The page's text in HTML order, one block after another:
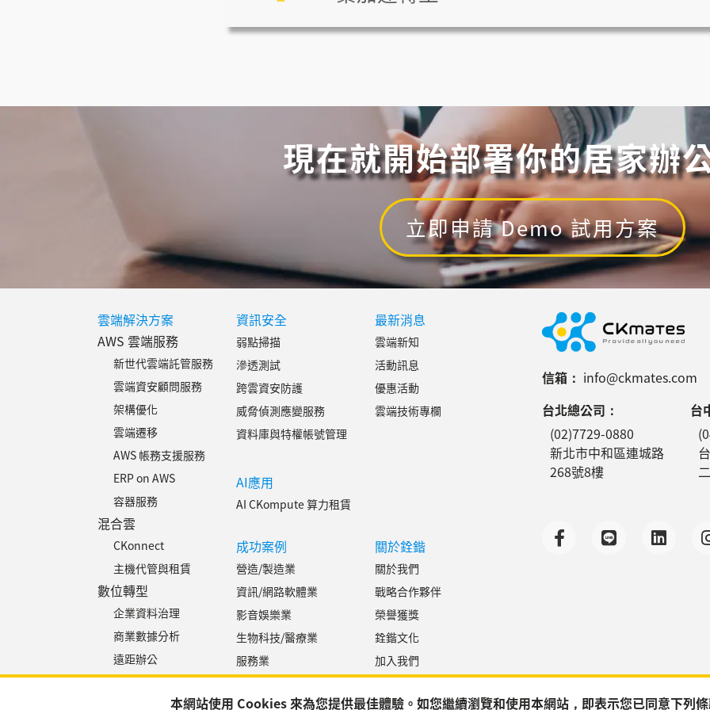
現在就開始部署你的居家辦
立即申請 Demo 試用方案
本網站使用 Cookies 來為您提供最佳體驗。如您繼續瀏覽和使用本網站，即表示您已同意下列
雲端解決方案
AWS 雲端服務
新世代雲端託管服務
雲端資安顧問服務
架構優化
雲端遷移
AWS 帳務支援服務
ERP on AWS
容器服務
混合雲
CKonnect
主機代管與租賃
數位轉型
企業資料治理
商業數據分析
遠距辦公
雲端人才
AWS 證照培訓
資訊安全
弱點掃描
滲透測試
跨雲資安防護
威脅偵測應變服務
資料庫與特權帳號管理
最新消息
雲端新知
活動訊息
優惠活動
雲端技術專欄
AI應用
AI CKompute 算力租賃
成功案例
營造/製造業
資訊/網路軟體業
影音娛樂業
生物科技/醫療業
服務業
非營利/公部門
關於銓鍇
關於我們
戰略合作夥伴
榮譽獲獎
銓鍇文化
加入我們
聯絡我們
信箱： info@ckmates.com
台北總公司：
(02)7729-0880
新北市中和區連城路
268號8樓
台